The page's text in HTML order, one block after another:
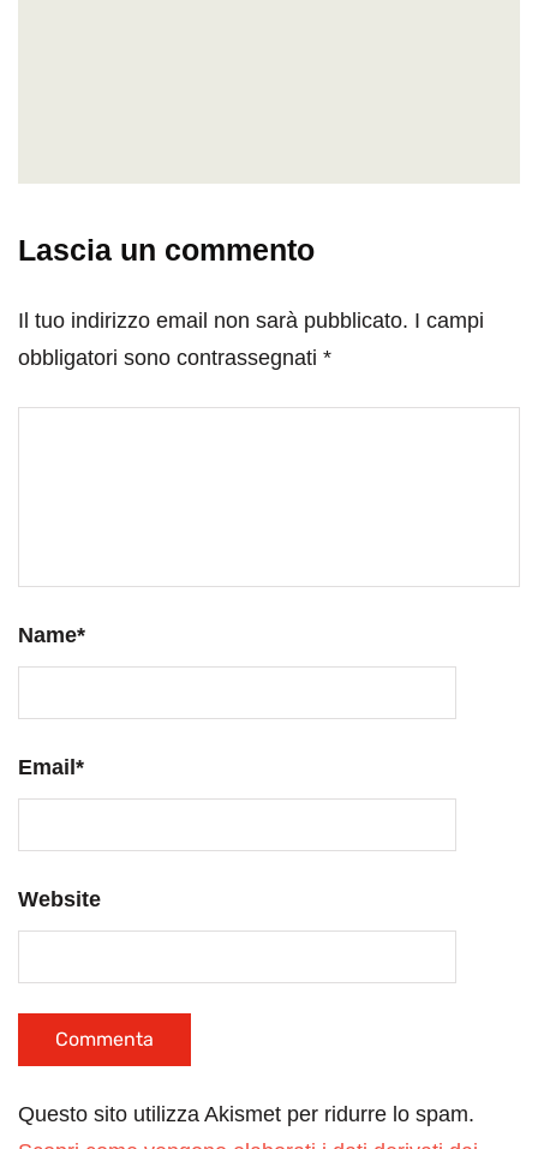
Lascia un commento
Il tuo indirizzo email non sarà pubblicato. I campi
obbligatori sono contrassegnati *
Name*
Email*
Website
Questo sito utilizza Akismet per ridurre lo spam.